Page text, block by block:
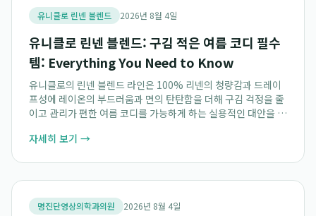
유니클로 린넨 블렌드 2026년 8월 4일
유니클로 린넨 블렌드: 구김 적은 여름 코디 필수
템: Everything You Need to Know
유니클로의 린넨 블렌드 라인은 100% 리넨의 청량감과 드레이
프성에 레이온의 부드러움과 면의 탄탄함을 더해 구김 걱정을 줄
이고 관리가 편한 여름 코디를 가능하게 하는 실용적인 대안을 제
우아함을 유지할 수 있도록 돕는 유...
자세히 보기 →
명진단영상의학과의원 2026년 8월 4일